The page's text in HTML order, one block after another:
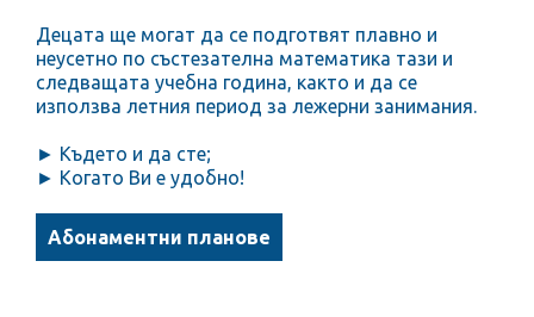
Децата ще могат да се подготвят плавно и
неусетно по състезателна математика тази и
следващата учебна година, както и да се
използва летния период за лежерни занимания.
► Където и да сте;
► Когато Ви е удобно!
Абонаментни планове